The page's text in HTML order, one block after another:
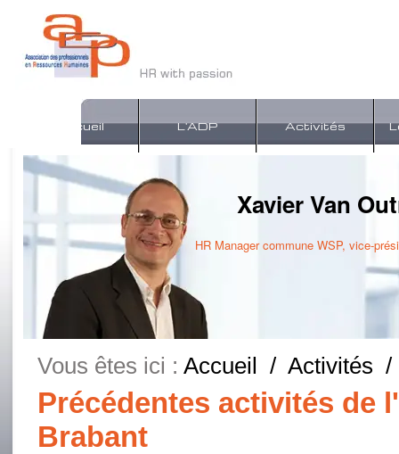
Accueil L'ADP Activités
Xavier Van
HR Manager commune WSP, vice-
Vous êtes ici : Accueil / Activités
Précédentes activités de
Brabant